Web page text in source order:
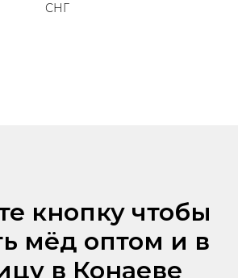
СНГ
кнопку чтобы
мёд оптом и в
в Конаеве